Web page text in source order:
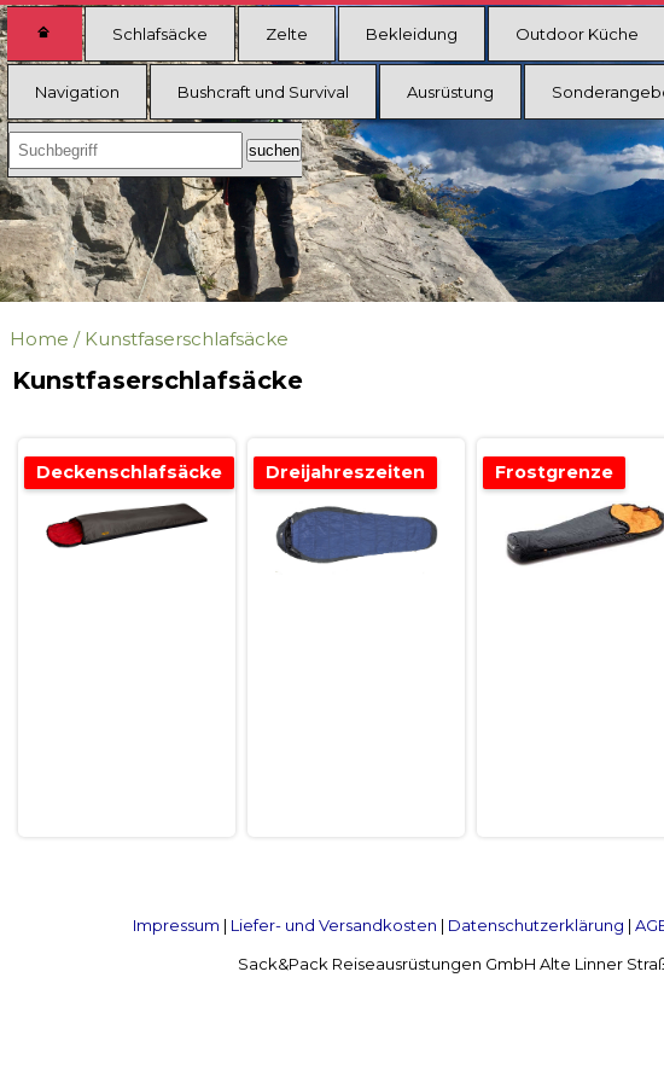
Schlafsäcke Zelte Bekleidung Outdoor Küche
Navigation Bushcraft und Survival Ausrüstung
Home / Kunstfaserschlafsäcke
Kunstfaserschlafsäcke
Deckenschlafsäcke Dreijahreszeiten Frostgrenze
Impressum | Liefer- und Versandkosten | Datenschutzerklärung |
Sack&Pack Reiseausrüstungen GmbH Alte Linner